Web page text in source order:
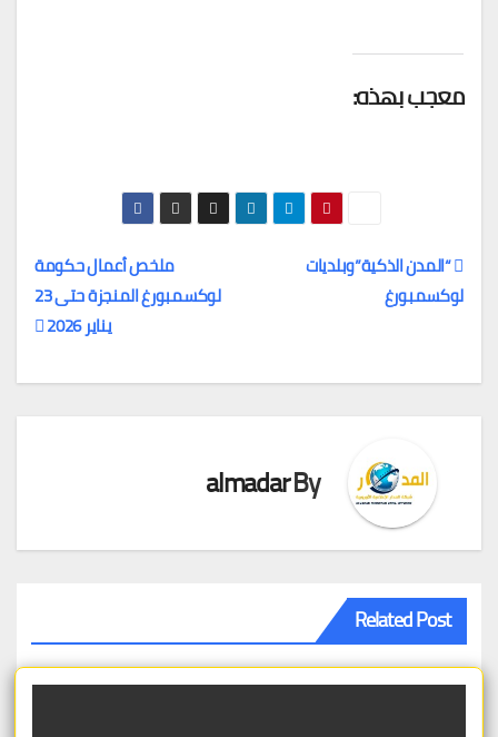
معجب بهذه:
تصفّح
ملخص أعمال حكومة
لوكسمبورغ المنجزة حتى 23
يناير 2026
“المدن الذكية”وبلديات
لوكسمبورغ
By
almadar
Related Post